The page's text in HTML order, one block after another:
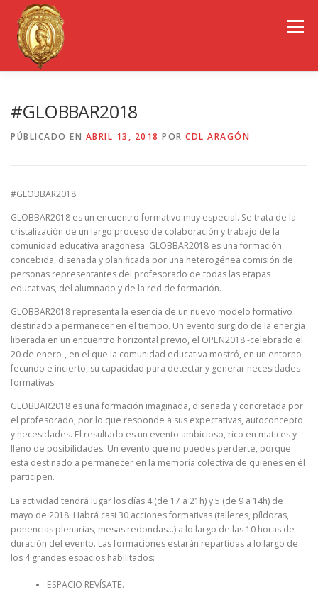
contenido
Menú
REVISTA CDL-ARAGÓN
#GLOBBAR2018
PÚBLICADO EN ABRIL 13, 2018 POR CDL ARAGÓN
#GLOBBAR2018
GLOBBAR2018 es un encuentro formativo muy especial. Se trata de la
cristalización de un largo proceso de colaboración y trabajo de la
comunidad educativa aragonesa. GLOBBAR2018 es una formación
concebida, diseñada y planificada por una heterogénea comisión de
personas representantes del profesorado de todas las etapas
educativas, del alumnado y de la red de formación.
GLOBBAR2018 representa la esencia de un nuevo modelo formativo
destinado a permanecer en el tiempo. Un evento surgido de la energía
liberada en un encuentro horizontal previo, el OPEN2018 -celebrado el
20 de enero-, en el que la comunidad educativa mostró, en un entorno
fecundo e incierto, su capacidad para detectar y generar necesidades
formativas.
GLOBBAR2018 es una formación imaginada, diseñada y concretada por
el profesorado, por lo que responde a sus expectativas, autoconcepto
y necesidades. El resultado es un evento ambicioso, rico en matices y
lleno de posibilidades. Un evento que no puedes perderte, porque
está destinado a permanecer en la memoria colectiva de quienes en él
participen.
La actividad tendrá lugar los días 4 (de 17 a 21h) y 5 (de 9 a 14h) de
mayo de 2018. Habrá casi 30 acciones formativas (talleres, píldoras,
ponencias plenarias, mesas redondas…) a lo largo de las 10 horas de
duración del evento. Las formaciones estarán repartidas a lo largo de
los 4 grandes espacios habilitados:
ESPACIO REVÍSATE.